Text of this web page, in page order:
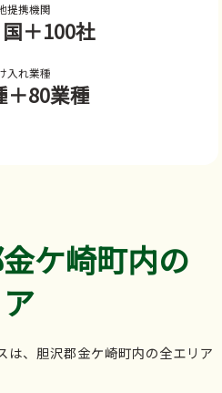
提携機関
＋100社
入れ業種
＋80業種
ケ崎町内の
は、胆沢郡金ケ崎町内の全エリア